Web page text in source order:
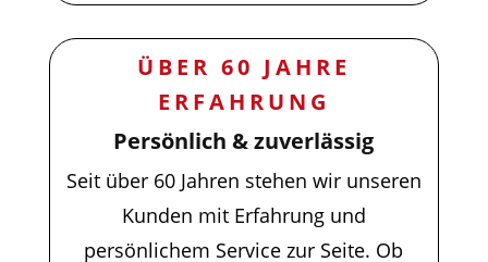
ÜBER 60 JAHRE
ERFAHRUNG
Persönlich & zuverlässig
Seit über 60 Jahren stehen wir unseren
Kunden mit Erfahrung und
persönlichem Service zur Seite. Ob